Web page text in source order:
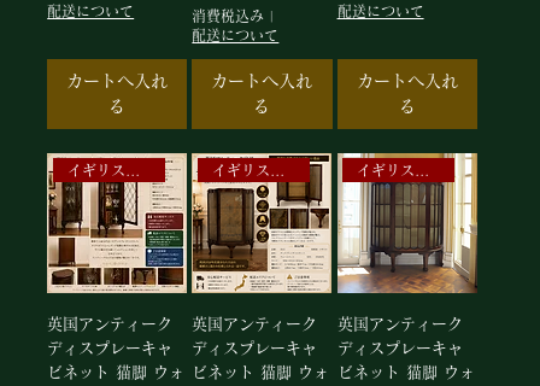
配送について
カートへ入れ
る
消費税込み |
配送について
カートへ入れ
る
配送について
カートへ入れ
る
英国アンティーク
ディスプレーキャ
ビネット 猫脚 ウォ
英国アンティーク
ディスプレーキャ
ビネット 猫脚 ウォ
英国アンティーク
ディスプレーキャ
ビネット 猫脚 ウォ